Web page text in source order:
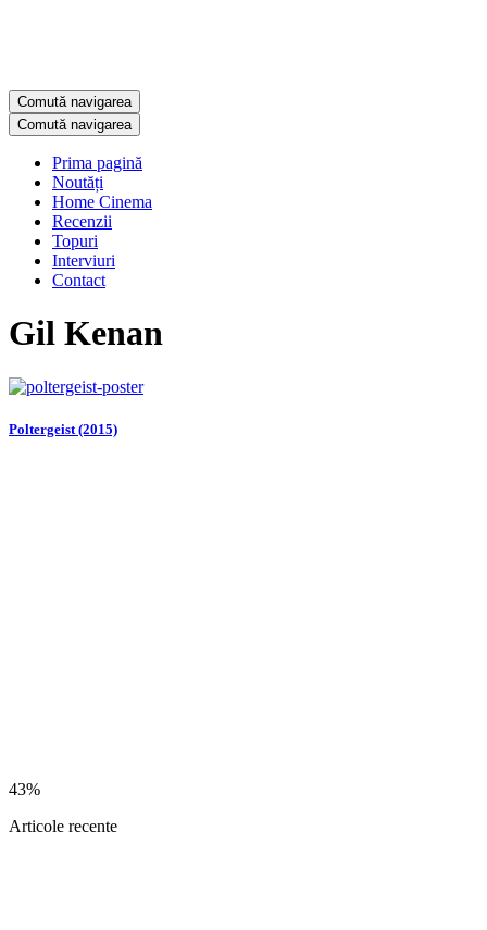
Comută navigarea
Comută navigarea
Prima pagină
Noutăți
Home Cinema
Recenzii
Topuri
Interviuri
Contact
Gil Kenan
Poltergeist (2015)
43%
Articole recente